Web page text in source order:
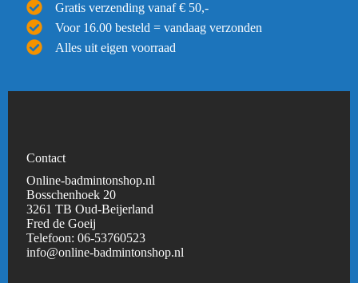
Gratis verzending vanaf € 50,-
Voor 16.00 besteld = vandaag verzonden
Alles uit eigen voorraad
Contact
Online-badmintonshop.nl
Bosschenhoek 20
3261 TB Oud-Beijerland
Fred de Goeij
Telefoon:06-53760523
info@online-badmintonshop.nl